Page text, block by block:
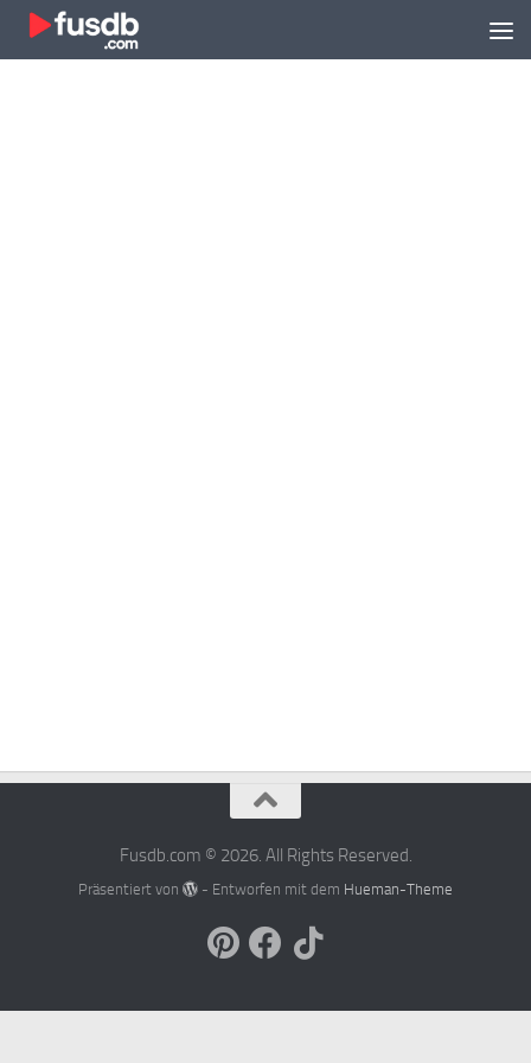
Zum Inhalt springen
Fusdb.com © 2026. All Rights Reserved.
Präsentiert von - Entworfen mit dem Hueman-Theme